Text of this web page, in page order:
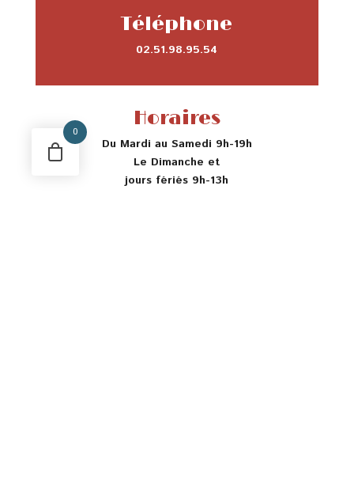
Téléphone
02.51.98.95.54
Horaires
Du Mardi au Samedi 9h-19h
Le Dimanche et
jours fériés 9h-13h
0